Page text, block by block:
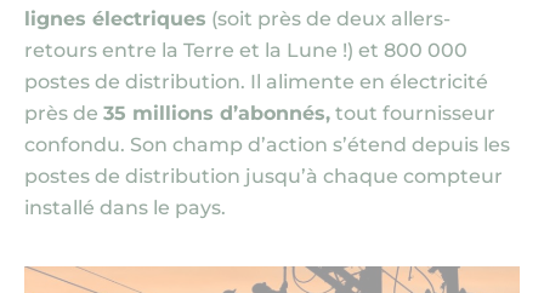
lignes électriques (soit près de deux allers-
retours entre la Terre et la Lune !) et 800 000
postes de distribution. Il alimente en électricité
près de 35 millions d’abonnés, tout fournisseur
confondu. Son champ d’action s’étend depuis les
postes de distribution jusqu’à chaque compteur
installé dans le pays.